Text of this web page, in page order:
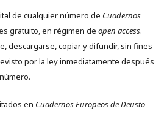
de cualquier número de Cuadernos
gratuito, en régimen de open access.
descargarse, copiar y difundir, sin fines
por la ley inmediatamente después
en Cuadernos Europeos de Deusto